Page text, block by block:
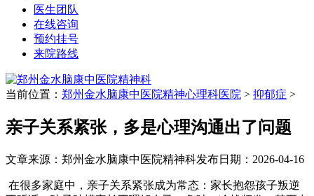
医生团队
在线咨询
预约挂号
来院路线
当前位置： 郑州金水脑康中医院精神心理科医院 > 抑郁症 >
亲子关系紧张，多是心理沟通出了问题
文章来源：郑州金水脑康中医院精神科发布日期：2026-04-16
在很多家庭中，亲子关系紧张成为常态：家长抱怨孩子叛逆